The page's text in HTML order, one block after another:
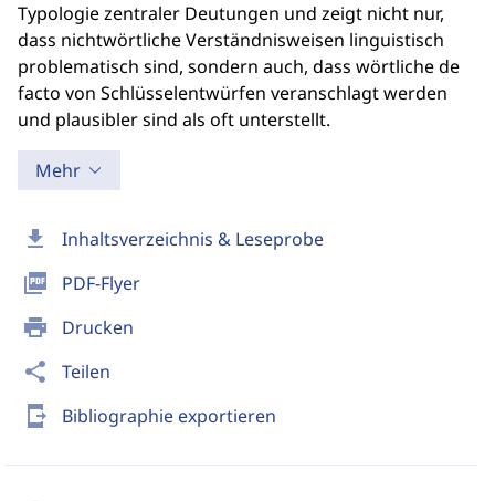
download Inhaltsverzeichnis & Leseprobe
picture_as_pdf PDF-Flyer
print Drucken
share Teilen
send_to_mobile Bibliographie exportieren
Typologie zentraler Deutungen und zeigt nicht nur,
dass nichtwörtliche Verständnisweisen linguistisch
problematisch sind, sondern auch, dass wörtliche de
facto von Schlüsselentwürfen veranschlagt werden
und plausibler sind als oft unterstellt.
Mehr